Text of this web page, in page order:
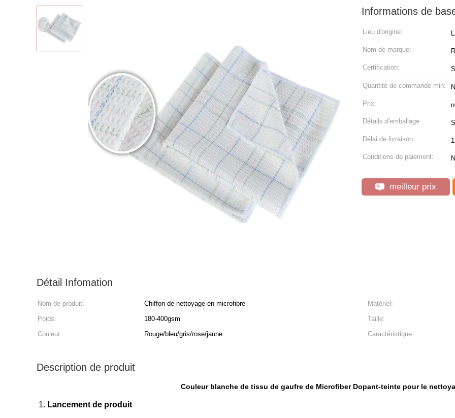
Informations de
Lieu d'origine:
Nom de marque:
Certification:
Quantité de commande min:
Prix:
Détails d'emballage:
Délai de livraison:
Conditions de paiement:
meilleur prix
Détail Infomation
Nom de produit: Chiffon de nettoyage en microfibre
Matériel:
Poids:
180-400gsm
Taille:
Couleur:
Rouge/bleu/gris/rose/jaune Caractéristique:
Description de produit
Couleur blanche de tissu de gaufre de Microfiber Dopant-teinte pour le
1. Lancement de produit